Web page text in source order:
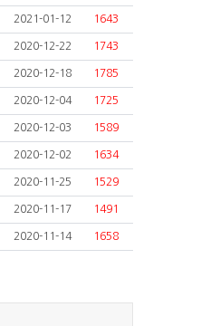
2021-01-12 1643
2020-12-22 1743
2020-12-18 1785
2020-12-04 1725
2020-12-03 1589
2020-12-02 1634
2020-11-25 1529
2020-11-17 1491
2020-11-14 1658